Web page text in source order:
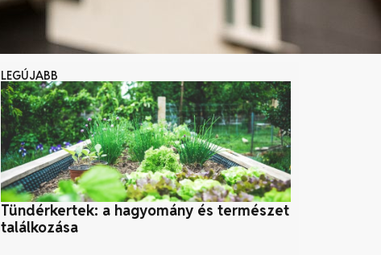
LEGÚJABB
Tündérkertek: a hagyomány és természet
találkozása